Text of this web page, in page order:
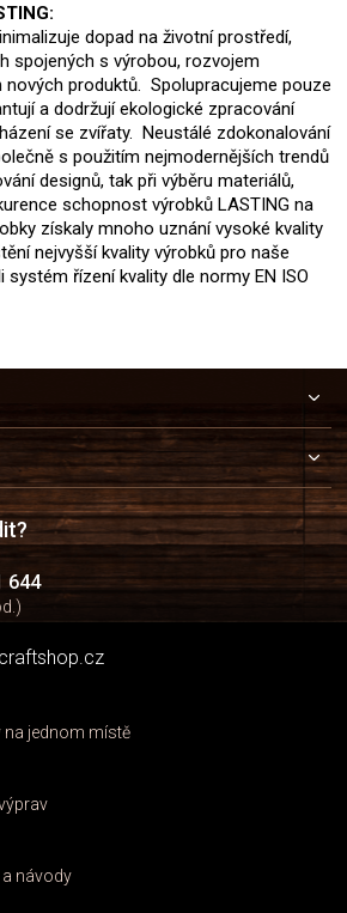
dopad na životní prostředí,
spojených s výrobou, rozvojem
produktů. Spolupracujeme pouze
a dodržují ekologické zpracování
se zvířaty. Neustálé zdokonalování
s použitím nejmodernějších trendů
designů, tak při výběru materiálů,
schopnost výrobků LASTING na
získaly mnoho uznání vysoké kvality
nejvyšší kvality výrobků pro naše
systém řízení kvality dle normy EN ISO
644
na jednom místě
a návody